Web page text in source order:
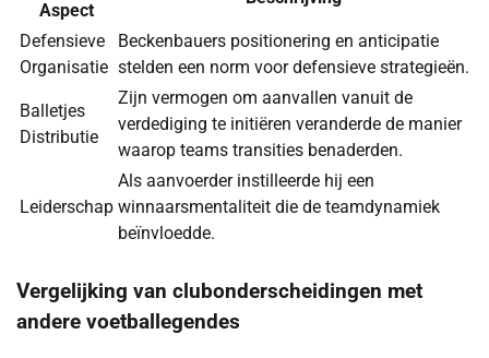
Aspect
Defensieve
Organisatie
Beckenbauers positionering en anticipatie
stelden een norm voor defensieve strategieën.
Balletjes
Distributie
Zijn vermogen om aanvallen vanuit de
verdediging te initiëren veranderde de manier
waarop teams transities benaderden.
Leiderschap
Als aanvoerder instilleerde hij een
winnaarsmentaliteit die de teamdynamiek
beïnvloedde.
Vergelijking van clubonderscheidingen met
andere voetballegendes